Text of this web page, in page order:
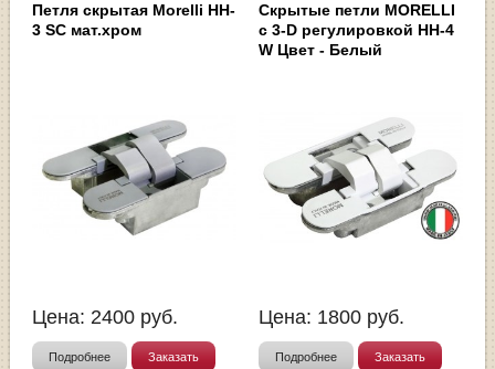
Петля скрытая Morelli HH-
3 SC мат.хром
Цена: 2400 руб.
Подробнее Заказать
Скрытые петли MORELLI
с 3-D регулировкой HH-4
W Цвет - Белый
Цена: 1800 руб.
Подробнее Заказать